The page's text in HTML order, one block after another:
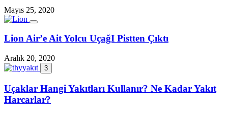
Mayıs 25, 2020
Lion Air’e Ait Yolcu UçağI Pistten Çıktı
Aralık 20, 2020
3
Uçaklar Hangi Yakıtları Kullanır? Ne Kadar Yakıt
Harcarlar?